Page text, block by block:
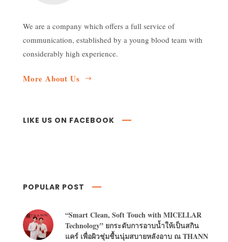
We are a company which offers a full service of
communication, established by a young blood team with
considerably high experience.
More About Us
LIKE US ON FACEBOOK
POPULAR POST
“Smart Clean, Soft Touch with MICELLAR
Technology” ยกระดับการอาบน้ำให้เป็นสกิน
แคร์ เพื่อผิวชุ่มชื้นนุ่มสบายหลังอาบ ณ THANN